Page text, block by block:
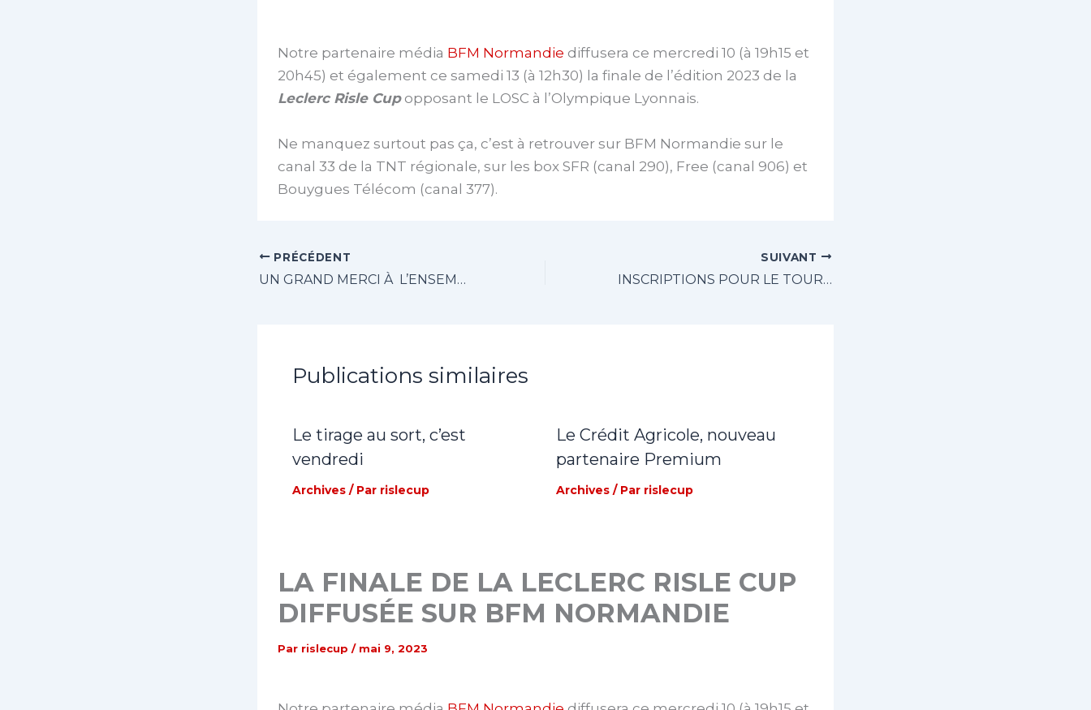
Notre partenaire média BFM Normandie diffusera ce mercredi 10 (à 19h15 et
20h45) et également ce samedi 13 (à 12h30) la finale de l’édition 2023 de la
Leclerc Risle Cupopposant le LOSC à l’Olympique Lyonnais.
Ne manquez surtout pas ça, c’est à retrouver sur BFM Normandie sur le
canal 33 de la TNT régionale, sur les box SFR (canal 290), Free (canal 906) et
Bouygues Télécom (canal 377).
PRÉCÉDENT
UN GRAND MERCI À L’ENSEMBLE DES BÉNÉVOLES !
SUIVANT
INSCRIPTIONS POUR LE TOURNOI DE QUALIFICATION – ÉDITION 2024
Publications similaires
Le tirage au sort, c’est
vendredi
Archives/ Par rislecup
Le Crédit Agricole, nouveau
partenaire Premium
Archives/ Par rislecup
LA FINALE DE LA LECLERC RISLE CUP
DIFFUSÉE SUR BFM NORMANDIE
Par rislecup / mai 9, 2023